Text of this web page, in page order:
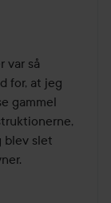
var så
for, at jeg
gammel
blev slet